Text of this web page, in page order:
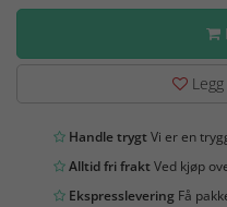
Handle trygtVi er en
Alltid fri fraktVed kjøp
Ekspresslevering Få